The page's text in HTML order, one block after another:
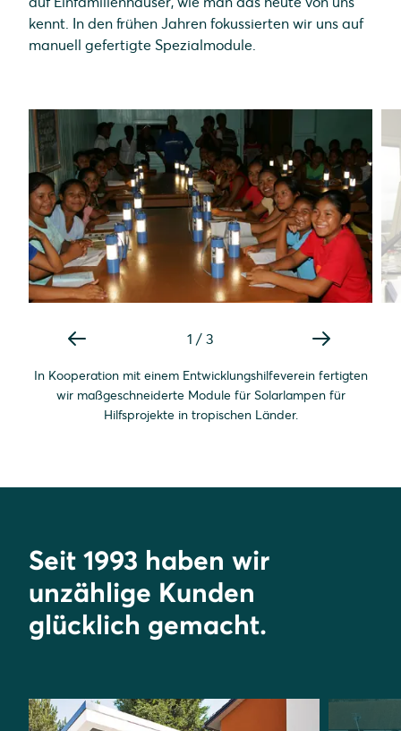
kennt. In den frühen Jahren fokussierten wir uns auf
manuell gefertigte Spezialmodule.
In Kooperation mit einem Entwicklungshilfeverein fertigten
wir maßgeschneiderte Module für Solarlampen für
Hilfsprojekte in tropischen Länder.
1 / 3
Seit 1993 haben wir
unzählige Kunden
glücklich gemacht.